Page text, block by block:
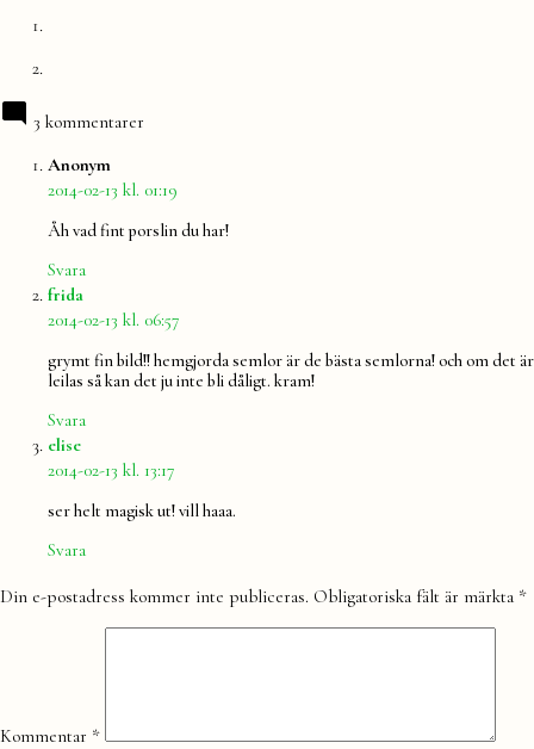
3 kommentarer
Anonym
2014-02-13 kl. 01:19
Åh vad fint porslin du har!
Svara
frida
2014-02-13 kl. 06:57
grymt fin bild!! hemgjorda semlor är de bästa semlorna! och om det är
leilas så kan det ju inte bli dåligt. kram!
Svara
elisesäger:
2014-02-13 kl. 13:17
ser helt magisk ut! vill haaa.
Svara
Lämna
Din e-postadress kommer inte publiceras. Obligatoriska fält är märkta *
Kommentar *